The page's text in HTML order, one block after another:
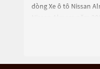
dòngXe ô tô Nissan